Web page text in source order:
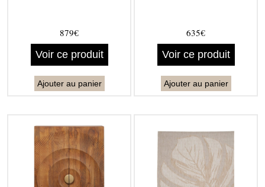
879€
Voir ce produit
Ajouter au panier
635€
Voir ce produit
Ajouter au panier